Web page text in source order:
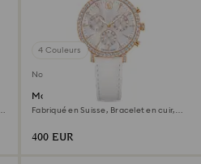
4 Couleurs
Nouveau
Montre Matrix tennis chrono
Fabriqué en Suisse, Bracelet en cuir,
400 EUR